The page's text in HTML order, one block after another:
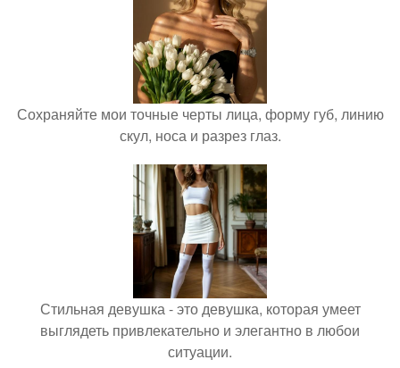
Сохраняйте мои точные черты лица, форму губ, линию
скул, носа и разрез глаз.
Стильная девушка - это девушка, которая умеет
выглядеть привлекательно и элегантно в любои
ситуации.